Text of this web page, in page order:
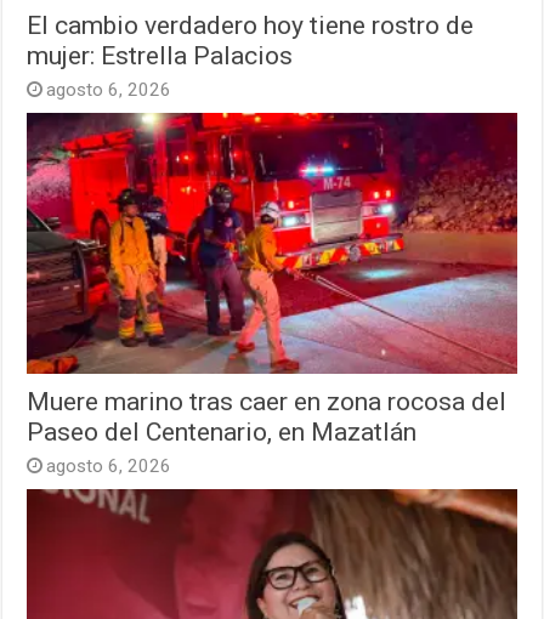
El cambio verdadero hoy tiene rostro de
mujer: Estrella Palacios
agosto 6, 2026
Muere marino tras caer en zona rocosa del
Paseo del Centenario, en Mazatlán
agosto 6, 2026